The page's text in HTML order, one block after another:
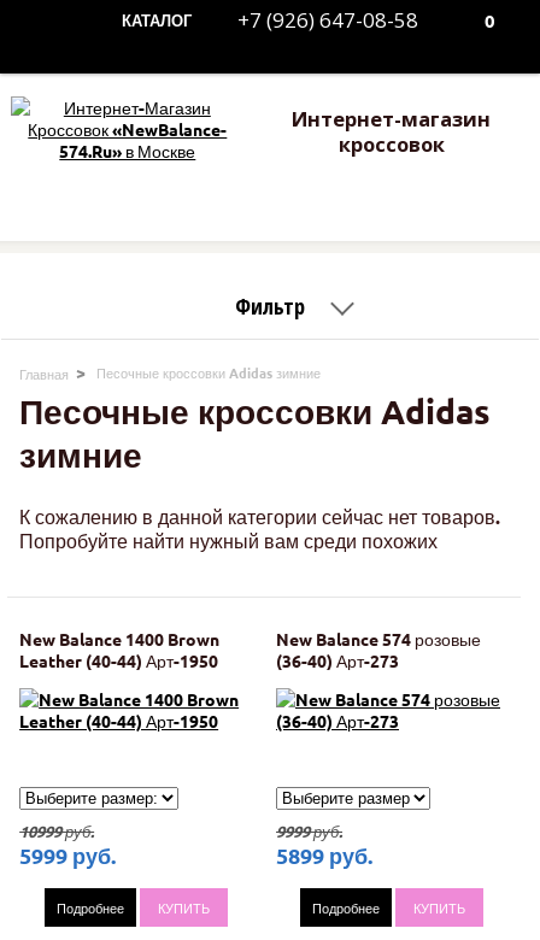
Интернет-магазин
кроссовок
Фильтр
Главная Песочные кроссовки Adidas зимние
Песочные кроссовки Adidas
зимние
К сожалению в данной категории сейчас нет товаров.
Попробуйте найти нужный вам среди похожих
New Balance 1400 Brown
Leather (40-44) Арт-1950
10999руб.
5999 руб.
Подробнее КУПИТЬ
New Balance 574 розовые
(36-40) Арт-273
9999руб.
5899 руб.
Подробнее КУПИТЬ
КАТАЛОГ 0
+7 (926) 647-08-58